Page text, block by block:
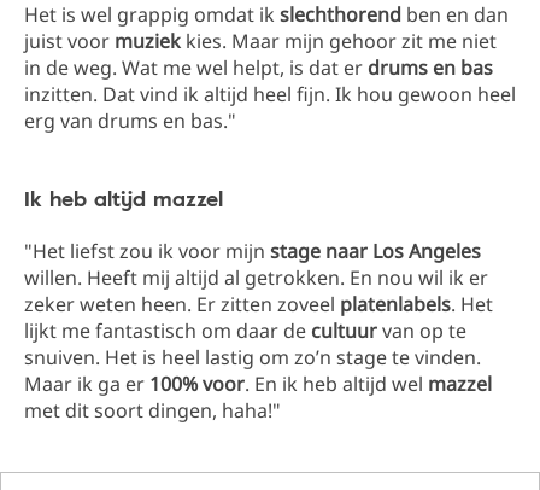
Het is wel grappig omdat ik slechthorend ben en dan
juist voor muziek kies. Maar mijn gehoor zit me niet
in de weg. Wat me wel helpt, is dat er drums en bas
inzitten. Dat vind ik altijd heel fijn. Ik hou gewoon heel
erg van drums en bas."
Ik heb altijd mazzel
"Het liefst zou ik voor mijn stage naar Los Angeles
willen. Heeft mij altijd al getrokken. En nou wil ik er
zeker weten heen. Er zitten zoveel platenlabels. Het
lijkt me fantastisch om daar de cultuurvan op te
snuiven. Het is heel lastig om zo’n stage te vinden.
Maar ik ga er 100% voor. En ik heb altijd wel mazzel
met dit soort dingen, haha!"